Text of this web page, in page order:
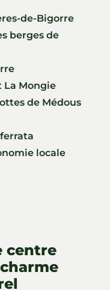
de-Bigorre
berges de
La Mongie
de Médous
locale
centre